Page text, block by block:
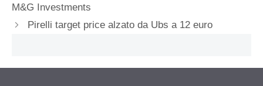
M&G Investments
Pirelli target price alzato da Ubs a 12 euro